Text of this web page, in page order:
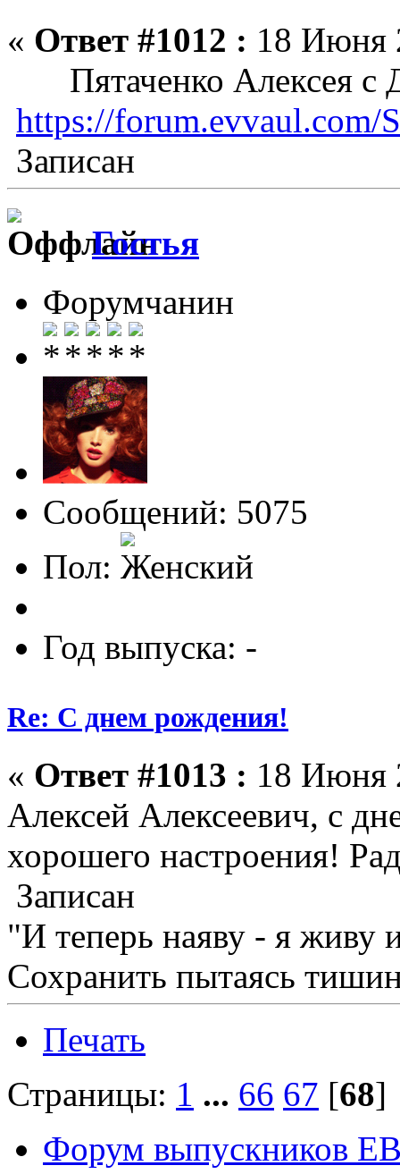
« Ответ #1012 : 18 Июня
Пятаченко Алексея с
https://forum.evvaul.com/
Записан
Гостья
Форумчанин
Сообщений: 5075
Пол:
Год выпуска: -
Re: С днем рождения!
« Ответ #1013 : 18 Июня
Алексей Алексеевич, с
хорошего настроения!
Записан
"И теперь наяву - я живу
Сохранить пытаясь
Печать
Страницы: 1 ... 66 67 [68
Форум выпускников